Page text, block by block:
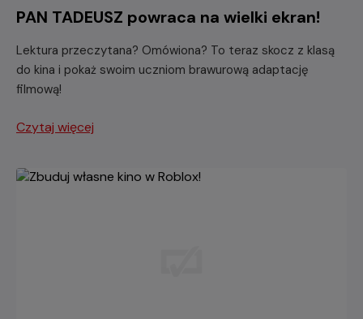
PAN TADEUSZ powraca na wielki ekran!
Lektura przeczytana? Omówiona? To teraz skocz z klasą
do kina i pokaż swoim uczniom brawurową adaptację
filmową!
Czytaj więcej